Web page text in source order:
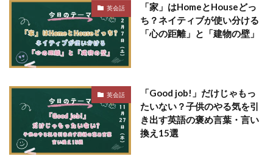
英会話
「家」はHomeとHouseどっ
ち？ネイティブが使い分ける
「心の距離」と「建物の壁」
英会話
「Good job!」だけじゃもっ
たいない？子供のやる気を引
き出す英語の褒め言葉・言い
換え15選